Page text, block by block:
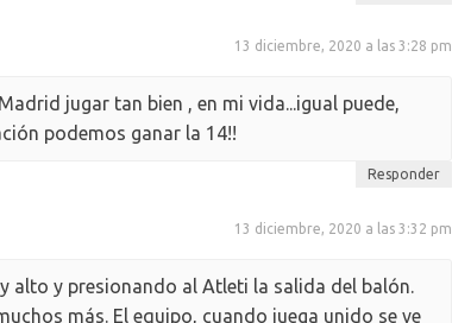
13 diciembre, 2020 a las 3:28 pm
jugar tan bien , en mi vida...igual puede,
podemos ganar la 14!!
Responder
13 diciembre, 2020 a las 3:32 pm
alto y presionando al Atleti la salida del balón.
más. El equipo, cuando juega unido se ve